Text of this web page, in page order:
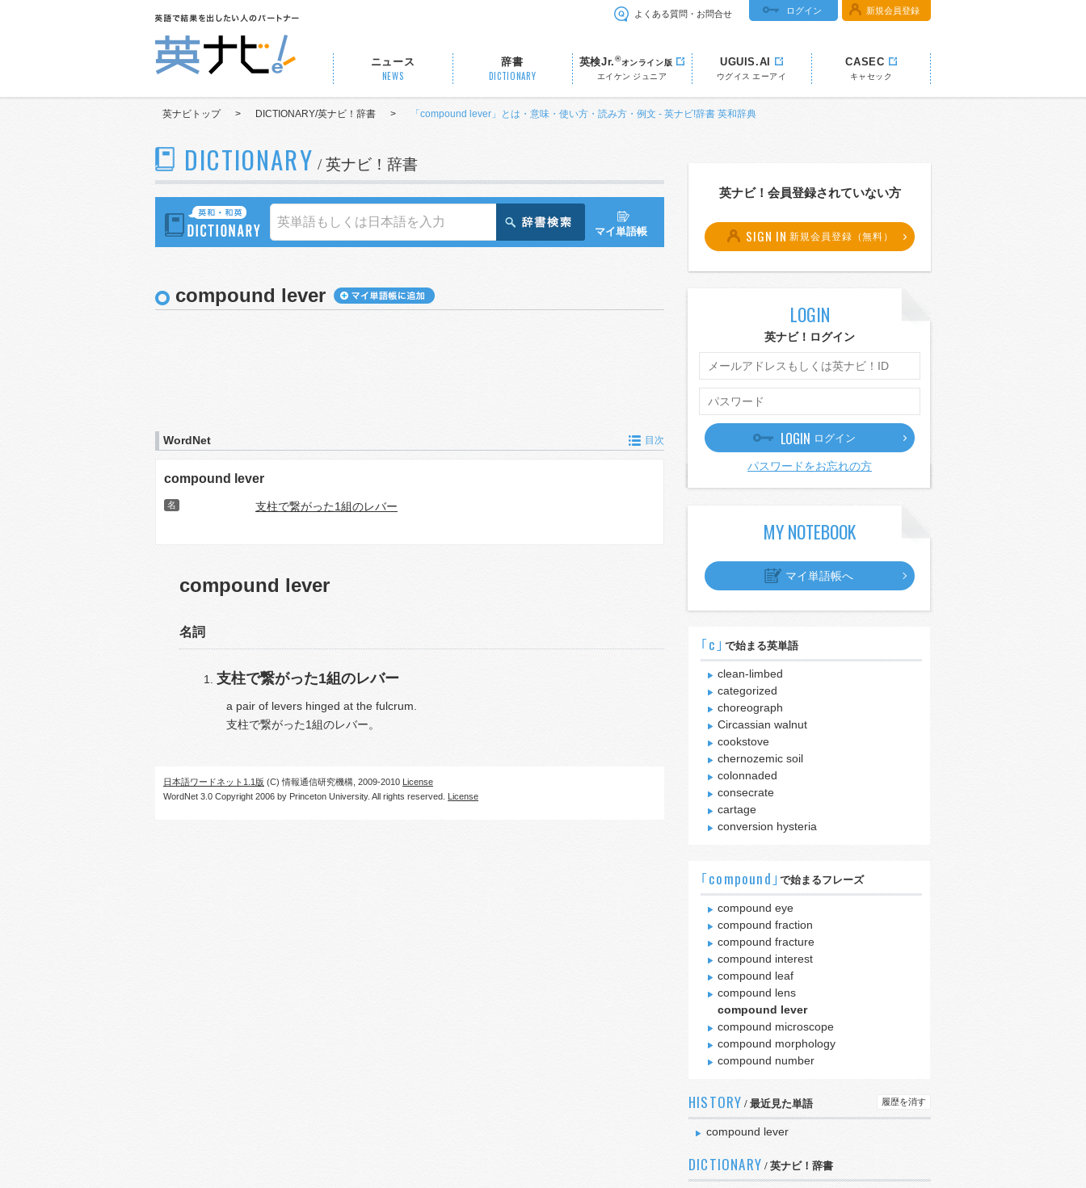
よくある質問・お問合せ ログイン 新規会員登録
ニュース
NEWS
辞書
DICTIONARY
英検Jr.®オンライン版
エイケン ジュニア
UGUIS.AI
ウグイス エーアイ
CASEC
キャセック
英ナビトップ > DICTIONARY/英ナビ！辞書 > 「compound lever」とは・意味・使い方・読み方・例文 - 英ナビ!辞書 英和辞典
DICTIONARY / 英ナビ！辞書
マイ単語帳
compound lever
WordNet 目次
compound lever
名 支柱で繋がった1組のレバー
compound lever
名詞
支柱で繋がった1組のレバー
a pair of levers hinged at the fulcrum.
支柱で繋がった1組のレバー。
日本語ワードネット1.1版 (C) 情報通信研究機構, 2009-2010 License
WordNet 3.0 Copyright 2006 by Princeton University. All rights reserved. License
英ナビ！会員登録されていない方
SIGN IN 新規会員登録（無料）
LOGIN
英ナビ！ログイン
LOGIN ログイン
パスワードをお忘れの方
MY NOTEBOOK
マイ単語帳へ
｢c｣ で始まる英単語
clean-limbed
categorized
choreograph
Circassian walnut
cookstove
chernozemic soil
colonnaded
consecrate
cartage
conversion hysteria
｢compound｣ で始まるフレーズ
compound eye
compound fraction
compound fracture
compound interest
compound leaf
compound lens
compound lever
compound microscope
compound morphology
compound number
HISTORY / 最近見た単語 履歴を消す
compound lever
DICTIONARY / 英ナビ！辞書